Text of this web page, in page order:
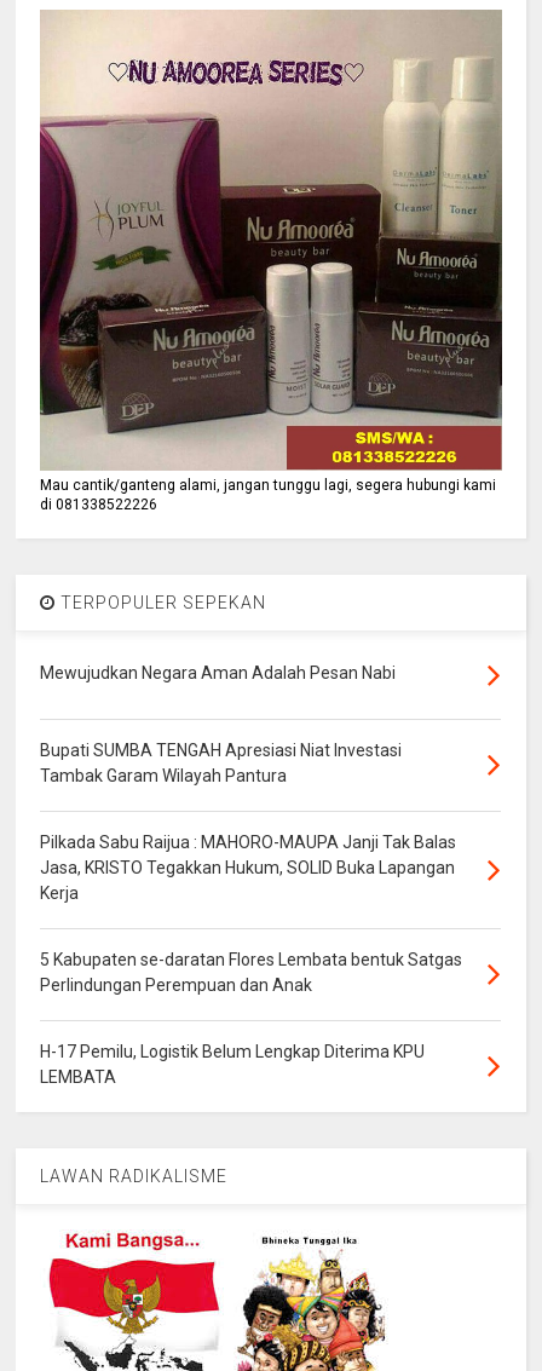
Mau cantik/ganteng alami, jangan tunggu lagi, segera hubungi kami
di 081338522226
TERPOPULER SEPEKAN
Mewujudkan Negara Aman Adalah Pesan Nabi
Bupati SUMBA TENGAH Apresiasi Niat Investasi
Tambak Garam Wilayah Pantura
Pilkada Sabu Raijua : MAHORO-MAUPA Janji Tak Balas
Jasa, KRISTO Tegakkan Hukum, SOLID Buka Lapangan
Kerja
5 Kabupaten se-daratan Flores Lembata bentuk Satgas
Perlindungan Perempuan dan Anak
H-17 Pemilu, Logistik Belum Lengkap Diterima KPU
LEMBATA
LAWAN RADIKALISME